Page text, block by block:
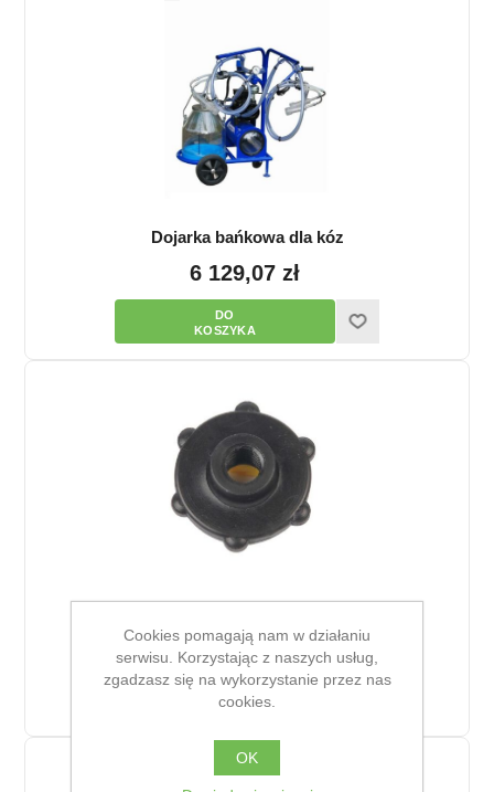
Dojarka bańkowa dla kóz
6 129,07 zł
4,92 zł
Cookies pomagają nam w działaniu
serwisu. Korzystając z naszych usług,
zgadzasz się na wykorzystanie przez nas
cookies.
OK